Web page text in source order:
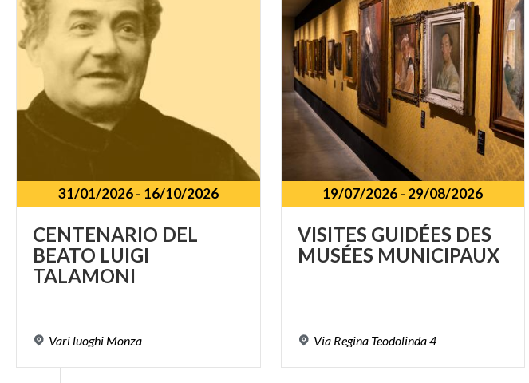
31/01/2026- 16/10/2026
CENTENARIO DEL
BEATO LUIGI
TALAMONI
Variluoghi Monza
19/07/2026- 29/08/2026
VISITES GUIDÉES DES
MUSÉES MUNICIPAUX
Via Regina Teodolinda4